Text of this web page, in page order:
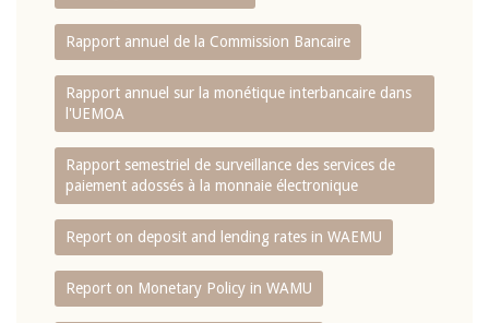
Rapport annuel de la Commission Bancaire
Rapport annuel sur la monétique interbancaire dans
l'UEMOA
Rapport semestriel de surveillance des services de
paiement adossés à la monnaie électronique
Report on deposit and lending rates in WAEMU
Report on Monetary Policy in WAMU